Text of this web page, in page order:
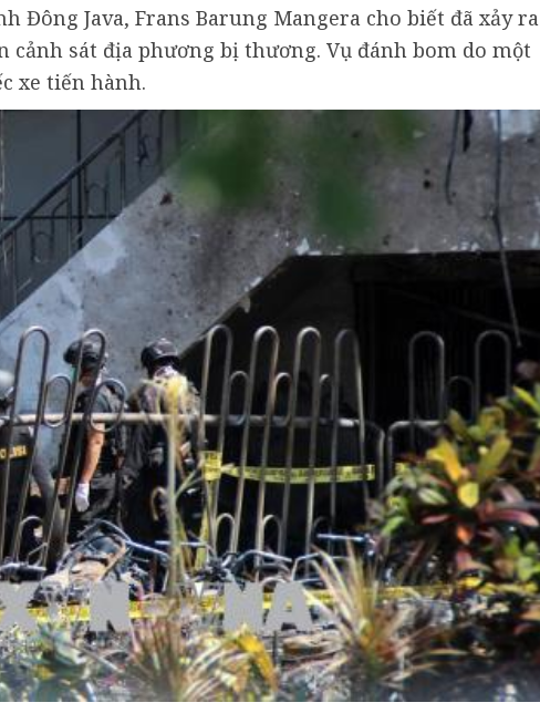
Đông Java, Frans Barung Mangera cho biết đã xảy ra
cảnh sát địa phương bị thương. Vụ đánh bom do một
xe tiến hành.